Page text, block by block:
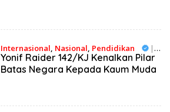
Internasional, Nasional, Pendidikan
| 7
Tahun Lalu
Yonif Raider 142/KJ Kenalkan Pilar
Batas Negara Kepada Kaum Muda